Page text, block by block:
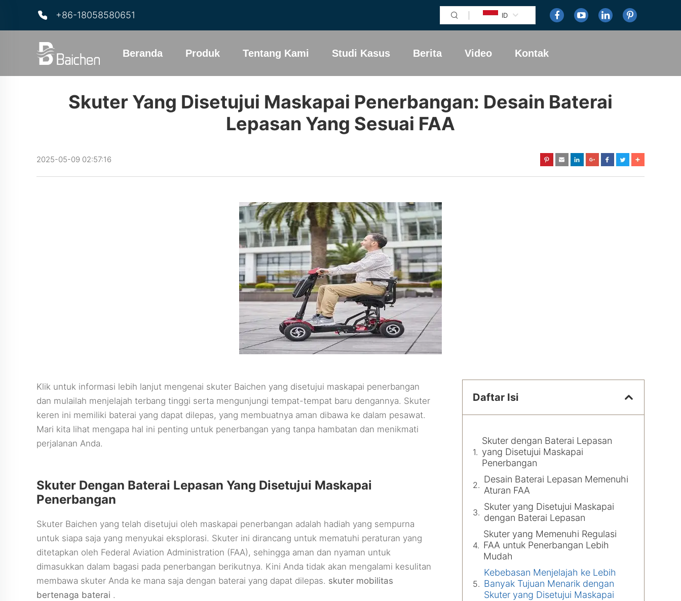
+86-18058580651 ID
Beranda Produk Tentang Kami Studi Kasus Berita Video Kontak
Skuter Yang Disetujui Maskapai Penerbangan: Desain Baterai
Lepasan Yang Sesuai FAA
2025-05-09 02:57:16
Klik untuk informasi lebih lanjut mengenai skuter Baichen yang disetujui maskapai penerbangan
dan mulailah menjelajah terbang tinggi serta mengunjungi tempat-tempat baru dengannya. Skuter
keren ini memiliki baterai yang dapat dilepas, yang membuatnya aman dibawa ke dalam pesawat.
Mari kita lihat mengapa hal ini penting untuk penerbangan yang tanpa hambatan dan menikmati
perjalanan Anda.
Skuter Dengan Baterai Lepasan Yang Disetujui Maskapai
Penerbangan
Skuter Baichen yang telah disetujui oleh maskapai penerbangan adalah hadiah yang sempurna
untuk siapa saja yang menyukai eksplorasi. Skuter ini dirancang untuk mematuhi peraturan yang
ditetapkan oleh Federal Aviation Administration (FAA), sehingga aman dan nyaman untuk
dimasukkan dalam bagasi pada penerbangan berikutnya. Kini Anda tidak akan mengalami kesulitan
membawa skuter Anda ke mana saja dengan baterai yang dapat dilepas. skuter mobilitas
bertenaga baterai .
Daftar Isi
Skuter dengan Baterai Lepasan
yang Disetujui Maskapai
Penerbangan
Desain Baterai Lepasan Memenuhi
Aturan FAA
Skuter yang Disetujui Maskapai
dengan Baterai Lepasan
Skuter yang Memenuhi Regulasi
FAA untuk Penerbangan Lebih
Mudah
Kebebasan Menjelajah ke Lebih
Banyak Tujuan Menarik dengan
Skuter yang Disetujui Maskapai